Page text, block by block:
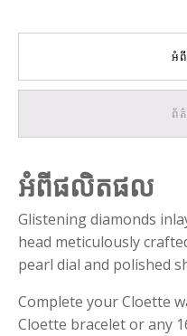
អំ
ព័ត៌
អំពីផលិតផល
Glistening diamonds
head meticulously
pearl dial and polished
Complete your Cloette
Cloette bracelet or any